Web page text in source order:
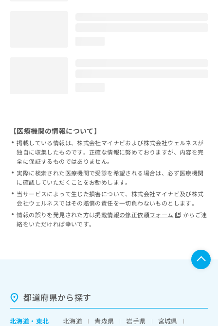
【医療機関の情報について】
掲載している情報は、株式会社マイナビおよび株式会社ウェルネスが
独自に収集したものです。正確な情報に努めておりますが、内容を完
全に保証するものではありません。
実際に検索された医療機関で受診を希望される場合は、必ず医療機関
に確認していただくことをお勧めします。
当サービスによって生じた損害について、株式会社マイナビ及び株式
会社ウェルネスではその賠償の責任を一切負わないものとします。
情報の誤りを発見された方は掲載情報の修正依頼フォーム
からご連
絡をいただければ幸いです。
都道府県から探す
北海道 ・ 東北 北海道 青森県 岩手県
宮城県